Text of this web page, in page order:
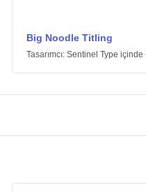
Big Noodle Titling
Tasarımcı: Sentinel Type içinde